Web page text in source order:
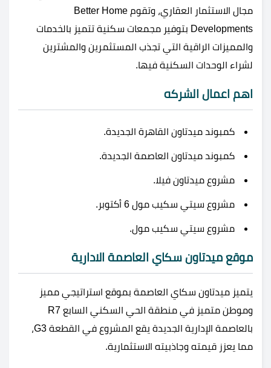
مجال الاستثمار العقاري، وتقوم Better Home
Developments بتوفير مجمعات سكنية تتميز بالخدمات
والمميزات الراقية التي تجذب المستثمرين والمشترين
لشراء الوحدات السكنية فيها.
اهم اعمال الشركه
كمبوند ميدتاون القاهرة الجديدة.
كمبوند ميدتاون العاصمة الجديدة.
مشروع ميدتاون فيلا.
مشروع سيتي سكيب مول 6 أكتوبر.
مشروع سيتي سكيب مول.
موقع ميدتاون سكاي العاصمة الادارية
يتميز ميدتاون سكاي العاصمة بموقع استراتيجي مميز
وموطن متميز في منطقة الحي السكني السابع R7
بالعاصمة الإدارية الجديدة يقع المشروع في القطعة G3،
مما يعزز قيمته وجاذبيته الاستثمارية.